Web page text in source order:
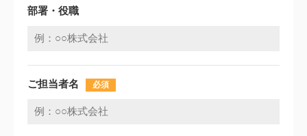
部署・役職
ご担当者名 必須